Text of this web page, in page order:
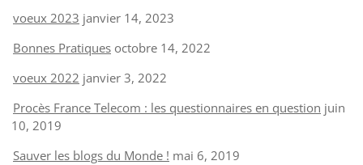
voeux 2023 janvier 14, 2023
Bonnes Pratiques octobre 14, 2022
voeux 2022 janvier 3, 2022
Procès France Telecom : les questionnaires en question juin
10, 2019
Sauver les blogs du Monde ! mai 6, 2019